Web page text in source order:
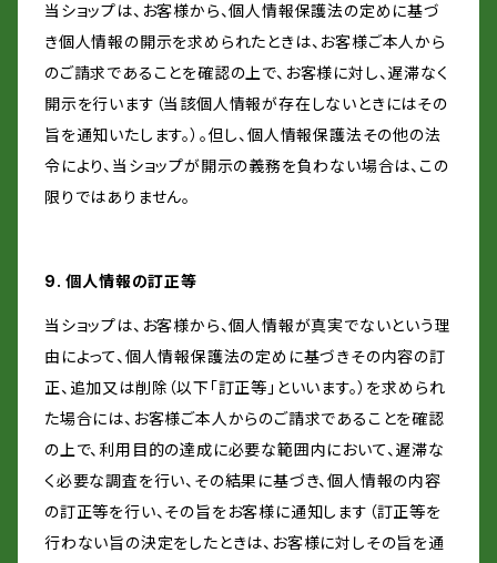
当ショップは、お客様から、個人情報保護法の定めに基づ
き個人情報の開示を求められたときは、お客様ご本人から
のご請求であることを確認の上で、お客様に対し、遅滞なく
開示を行います（当該個人情報が存在しないときにはその
旨を通知いたします。）。但し、個人情報保護法その他の法
令により、当ショップが開示の義務を負わない場合は、この
限りではありません。
9. 個人情報の訂正等
当ショップは、お客様から、個人情報が真実でないという理
由によって、個人情報保護法の定めに基づきその内容の訂
正、追加又は削除（以下「訂正等」といいます。）を求められ
た場合には、お客様ご本人からのご請求であることを確認
の上で、利用目的の達成に必要な範囲内において、遅滞な
く必要な調査を行い、その結果に基づき、個人情報の内容
の訂正等を行い、その旨をお客様に通知します（訂正等を
行わない旨の決定をしたときは、お客様に対しその旨を通